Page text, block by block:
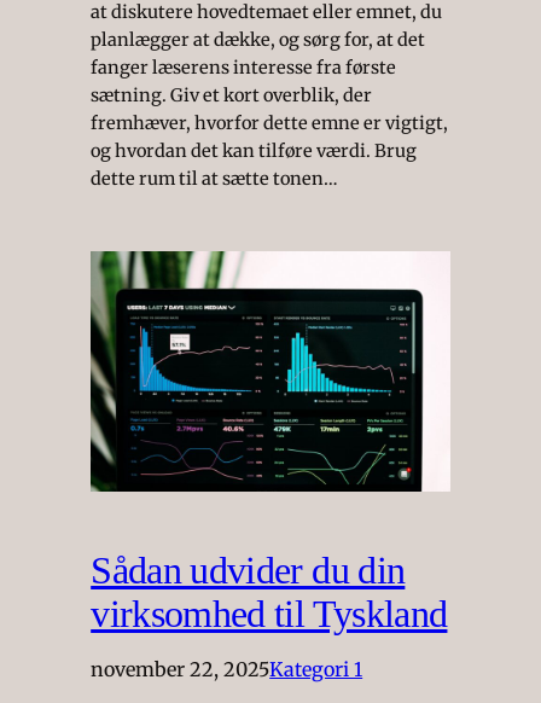
at diskutere hovedtemaet eller emnet, du
planlægger at dække, og sørg for, at det
fanger læserens interesse fra første
sætning. Giv et kort overblik, der
fremhæver, hvorfor dette emne er vigtigt,
og hvordan det kan tilføre værdi. Brug
dette rum til at sætte tonen…
Sådan udvider du din
virksomhed til Tyskland
november 22, 2025Kategori 1